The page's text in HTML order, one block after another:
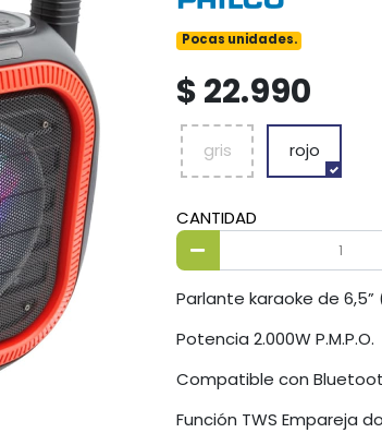
Pocas unidades.
$ 22.990
gris rojo
CANTIDAD
Parlante karaoke de
Potencia 2.000W P.M.P.O.
Compatible con
Función TWS Empareja